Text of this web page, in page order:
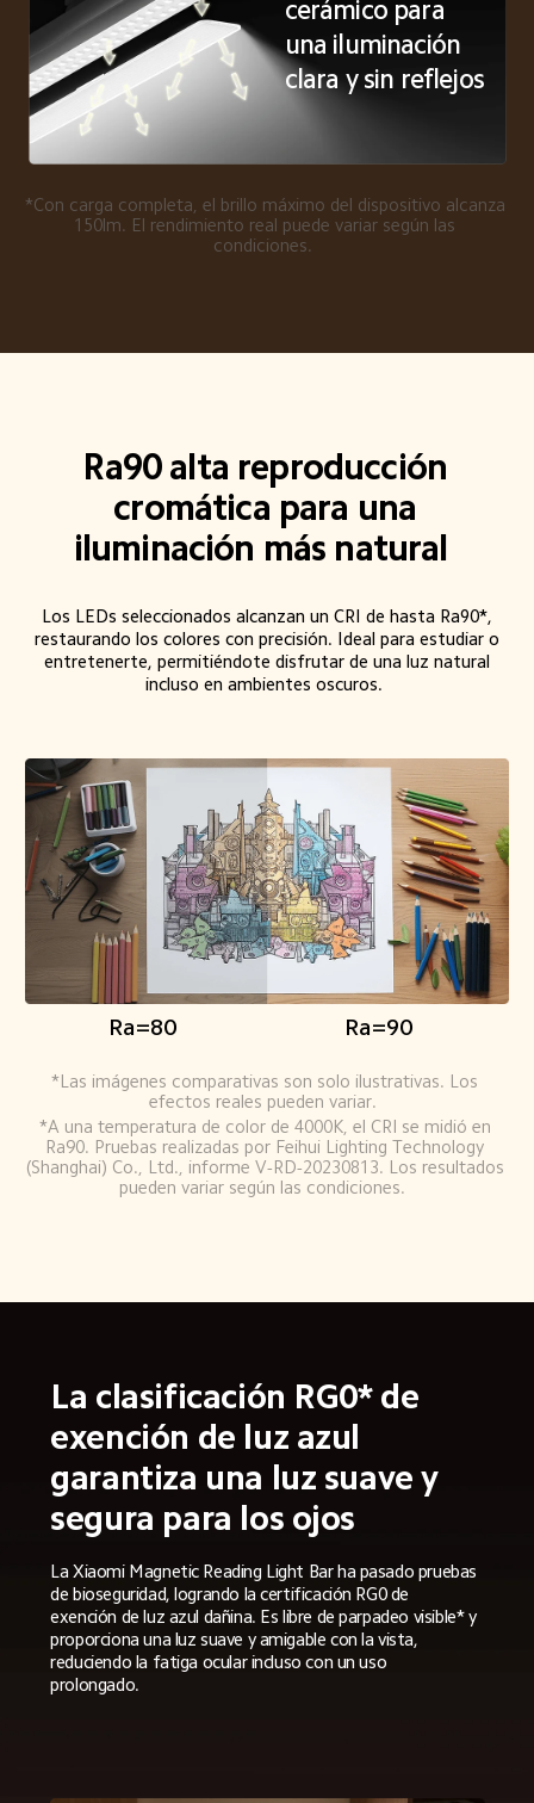
cerámico para
una iluminación
clara y sin reflejos
*Con carga completa, el brillo máximo del dispositivo alcanza
150lm. El rendimiento real puede variar según las
condiciones.
Ra90 alta reproducción
cromática para una
iluminación más natural
Los LEDs seleccionados alcanzan un CRI de hasta Ra90*,
restaurando los colores con precisión. Ideal para estudiar o
entretenerte, permitiéndote disfrutar de una luz natural
incluso en ambientes oscuros.
Ra=80 Ra=90
*Las imágenes comparativas son solo ilustrativas. Los
efectos reales pueden variar.
*A una temperatura de color de 4000K, el CRI se midió en
Ra90. Pruebas realizadas por Feihui Lighting Technology
(Shanghai) Co., Ltd., informe V-RD-20230813. Los resultados
pueden variar según las condiciones.
La clasificación RG0* de
exención de luz azul
garantiza una luz suave y
segura para los ojos
La Xiaomi Magnetic Reading Light Bar ha pasado pruebas
de bioseguridad, logrando la certificación RG0 de
exención de luz azul dañina. Es libre de parpadeo visible* y
proporciona una luz suave y amigable con la vista,
reduciendo la fatiga ocular incluso con un uso
prolongado.